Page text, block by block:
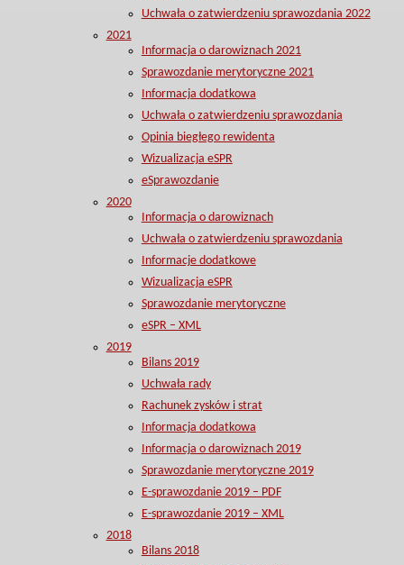
Uchwała o zatwierdzeniu sprawozdania 2022
2021
Informacja o darowiznach 2021
Sprawozdanie merytoryczne 2021
Informacja dodatkowa
Uchwała o zatwierdzeniu sprawozdania
Opinia biegłego rewidenta
Wizualizacja eSPR
eSprawozdanie
2020
Informacja o darowiznach
Uchwała o zatwierdzeniu sprawozdania
Informacje dodatkowe
Wizualizacja eSPR
Sprawozdanie merytoryczne
eSPR – XML
2019
Bilans 2019
Uchwała rady
Rachunek zysków i strat
Informacja dodatkowa
Informacja o darowiznach 2019
Sprawozdanie merytoryczne 2019
E-sprawozdanie 2019 – PDF
E-sprawozdanie 2019 – XML
2018
Bilans 2018